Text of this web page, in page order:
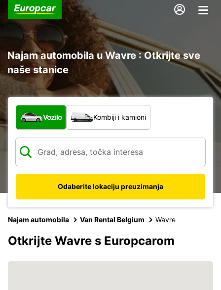
Najam automobila u Wavre : Otkrijte sve
naše stanice
Koja vrsta vozila?
Vozilo Kombiji i kamioni
Odaberite lokaciju preuzimanja
Najam automobila Van Rental Belgium Wavre
Otkrijte Wavre s Europcarom